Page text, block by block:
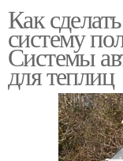
Как
систему
Системы
для теплиц